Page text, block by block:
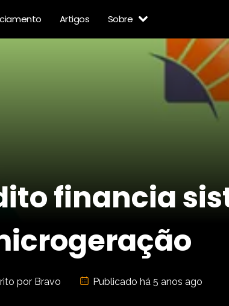
Artigos Sobre
financia
por Bravo Publicado há 5 anos ago